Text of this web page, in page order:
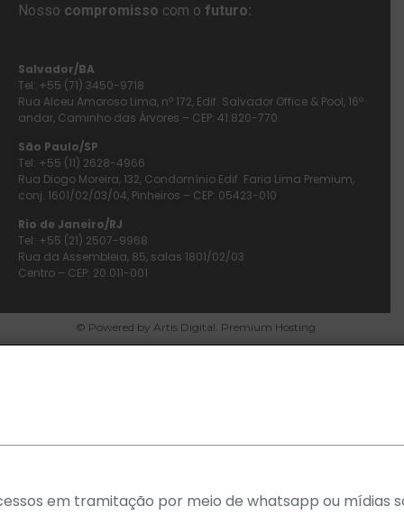
Nosso compromisso com o futuro:
Salvador/BA
Tel: +55 (71) 3450-9718
Rua Alceu Amoroso Lima, nº 172, Edif. Salvador Office & Pool, 16º
andar, Caminho das Árvores – CEP: 41.820-770
São Paulo/SP
Tel: +55 (11) 2628-4966
Rua Diogo Moreira, 132, Condomínio Edif. Faria Lima Premium,
conj. 1601/02/03/04, Pinheiros – CEP: 05423-010
Rio de Janeiro/RJ
Tel: +55 (21) 2507-9968
Rua da Assembleia, 85, salas 1801/02/03
Centro – CEP: 20.011-001
© Powered by Artis Digital. Premium Hosting
em tramitação por meio de whatsapp ou mídias